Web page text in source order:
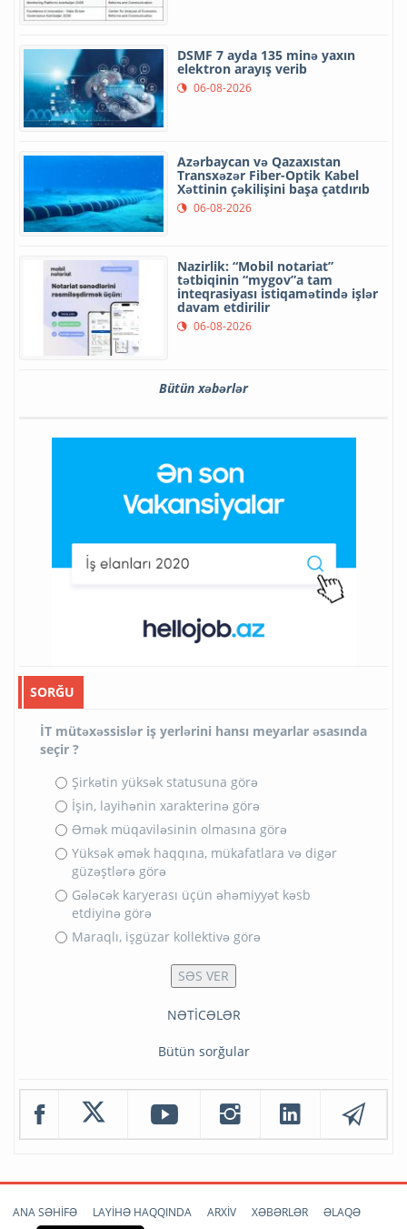
DSMF 7 ayda 135 minə yaxın
elektron arayış verib
06-08-2026
Azərbaycan və Qazaxıstan
Transxəzər Fiber-Optik Kabel
Xəttinin çəkilişini başa çatdırıb
06-08-2026
Nazirlik: “Mobil notariat”
tətbiqinin “mygov”a tam
inteqrasiyası istiqamətində işlər
davam etdirilir
06-08-2026
Bütün xəbərlər
SORĞU
İT mütəxəssislər iş yerlərini hansı meyarlar əsasında
seçir ?
Şirkətin yüksək statusuna görə
İşin, layihənin xarakterinə görə
Əmək müqaviləsinin olmasına görə
Yüksək əmək haqqına, mükafatlara və digər
güzəştlərə görə
Gələcək karyerası üçün əhəmiyyət kəsb
etdiyinə görə
Maraqlı, işgüzar kollektivə görə
NƏTİCƏLƏR
Bütün sorğular
ANA SƏHİFƏ LAYİHƏ HAQQINDA ARXİV XƏBƏRLƏR ƏLAQƏ